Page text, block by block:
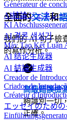
Générateur de
AI結論ジェネレ
KI
AI 결론 생성기
Máy Tạo Kết Luận
AI 结论生成器
AI 結論生成器
Creador de
Criador de
Créateur
エッセイのため
全面的文法和
我們的 AI 句子檢
的寫作分析。
高級錯誤檢
夠識別一切
正確。